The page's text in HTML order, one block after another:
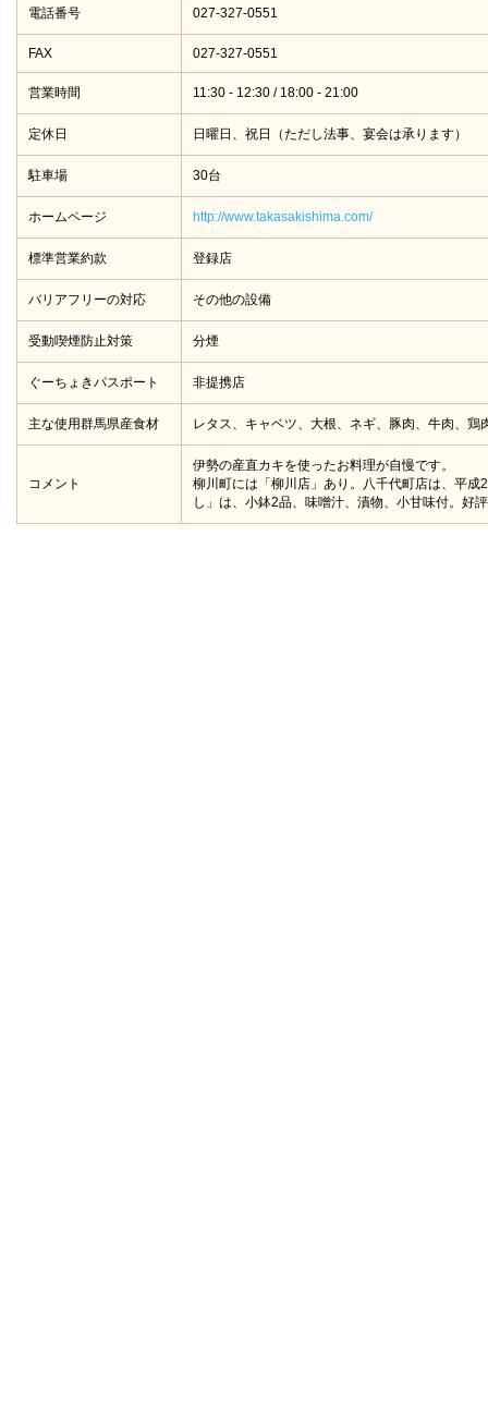
電話番号 027-327-0551
FAX 027-327-0551
営業時間 11:30 - 12:30 / 18:00 - 21:00
定休日 日曜日、祝日（ただし法事、宴会は承ります）
駐車場 30台
ホームページ http://www.takasakishima.com/
標準営業約款 登録店
バリアフリーの対応 その他の設備
受動喫煙防止対策 分煙
ぐーちょきパスポート 非提携店
主な使用群馬県産食材 レタス、キャベツ、大根、ネギ、豚肉、牛肉、
コメント
伊勢の産直カキを使ったお料理が自慢です。
柳川町には「柳川店」あり。八千代町店は、平
し」は、小鉢2品、味噌汁、漬物、小甘味付。好